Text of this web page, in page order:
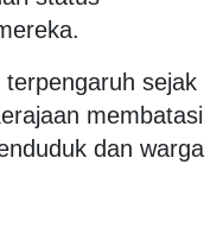
sejak
membatasi
dan warga